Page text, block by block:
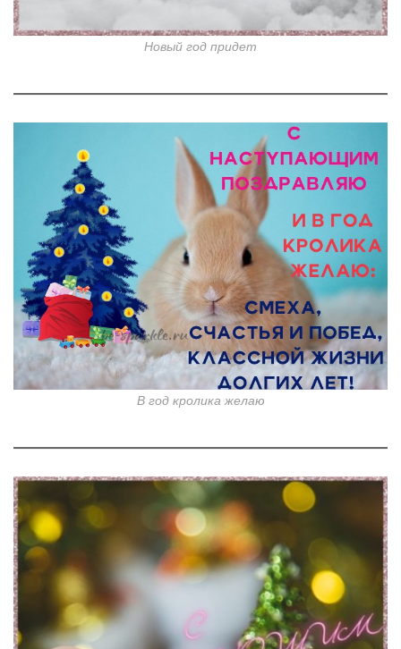
Новый год придет
В год кролика желаю